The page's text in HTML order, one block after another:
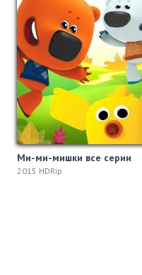
Ми-ми-мишки все серии
2015 HDRip